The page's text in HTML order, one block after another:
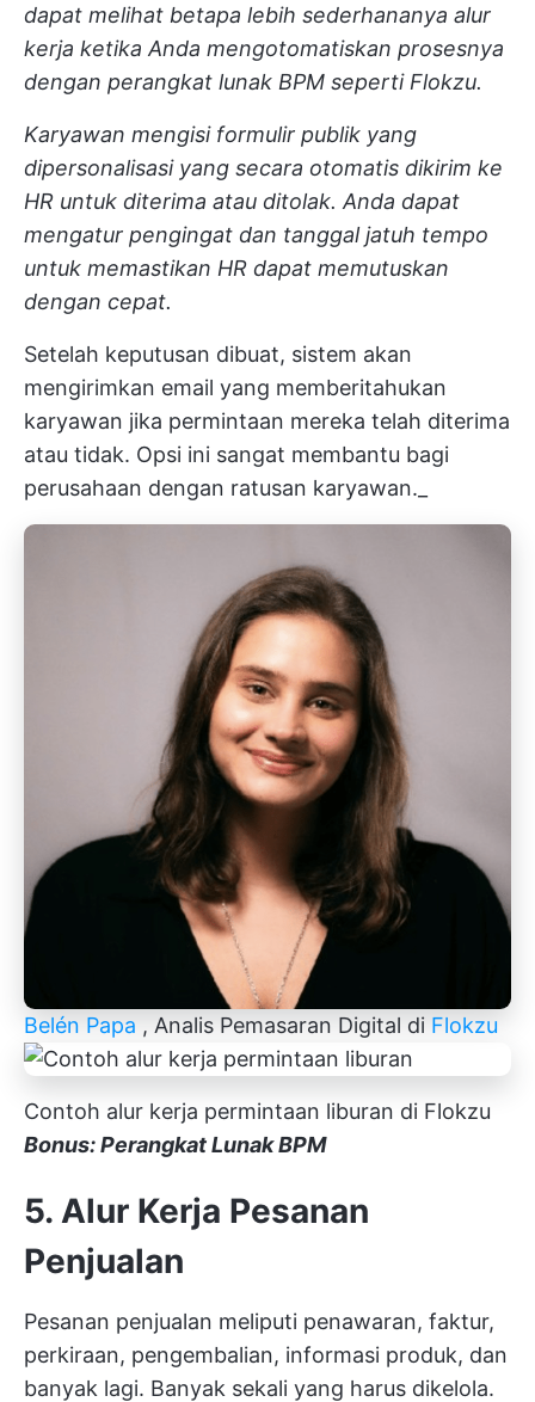
dapat melihat betapa lebih sederhananya alur
kerja ketika Anda mengotomatiskan prosesnya
dengan perangkat lunak BPM seperti Flokzu.
Karyawan mengisi formulir publik yang
dipersonalisasi yang secara otomatis dikirim ke
HR untuk diterima atau ditolak. Anda dapat
mengatur pengingat dan tanggal jatuh tempo
untuk memastikan HR dapat memutuskan
dengan cepat.
Setelah keputusan dibuat, sistem akan
mengirimkan email yang memberitahukan
karyawan jika permintaan mereka telah diterima
atau tidak. Opsi ini sangat membantu bagi
perusahaan dengan ratusan karyawan._
Belén Papa , Analis Pemasaran Digital di Flokzu
Contoh alur kerja permintaan liburan di Flokzu
Bonus: Perangkat Lunak BPM
5. Alur Kerja Pesanan
Penjualan
Pesanan penjualan meliputi penawaran, faktur,
perkiraan, pengembalian, informasi produk, dan
banyak lagi. Banyak sekali yang harus dikelola.